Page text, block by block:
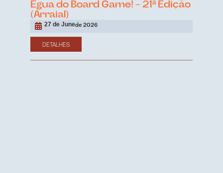
Égua do Board Game! – 21ª Edição
(Arraial)
27 de Junede 2026
DETALHES